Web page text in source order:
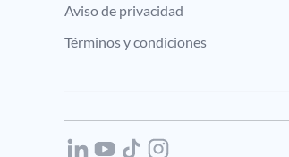
Aviso de privacidad
Términos y condiciones